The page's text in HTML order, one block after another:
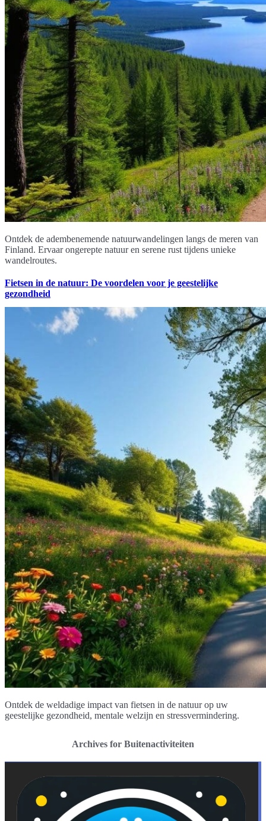
Ontdek de adembenemende natuurwandelingen langs de meren van
Finland. Ervaar ongerepte natuur en serene rust tijdens unieke
wandelroutes.
Fietsen in de natuur: De voordelen voor je geestelijke
gezondheid
Ontdek de weldadige impact van fietsen in de natuur op uw
geestelijke gezondheid, mentale welzijn en stressvermindering.
Archives for Buitenactiviteiten